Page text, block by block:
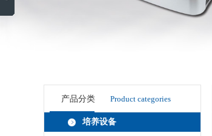
产品分类 Product categories
培养设备